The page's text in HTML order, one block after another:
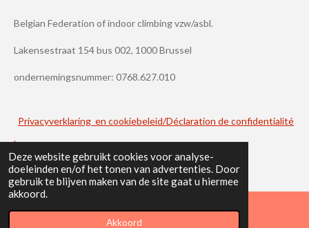
Deze website gebruikt cookies voor analyse-
doeleinden en/of het tonen van advertenties. Door
gebruik te blijven maken van de site gaat u hiermee
akkoord.
Akkoord
Belgian Federation of indoor climbing vzw/asbl.
Lakensestraat 154 bus 002, 1000 Brussel
ondernemingsnummer: 0768.627.010
Privacyverklaring en cookiebeleid/Déclaration de confidentialité
.
E-mailadres